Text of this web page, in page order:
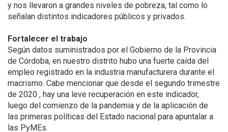
y nos llevaron a grandes niveles de pobreza, tal como lo
señalan distintos indicadores públicos y privados.
Fortalecer el trabajo
Según datos suministrados por el Gobierno de la Provincia
de Córdoba, en nuestro distrito hubo una fuerte caída del
empleo registrado en la industria manufacturera durante el
macrismo. Cabe mencionar que desde el segundo trimestre
de 2020 , hay una leve recuperación en este indicador,
luego del comienzo de la pandemia y de la aplicación de
las primeras políticas del Estado nacional para apuntalar a
las PyMEs.